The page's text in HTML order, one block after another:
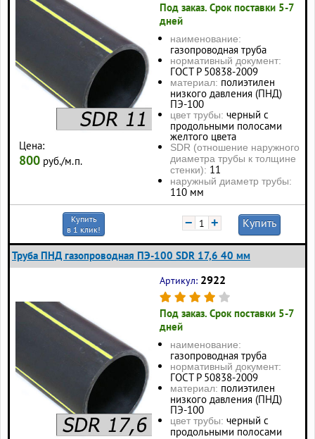
Цена:
800 руб./м.п.
Под заказ. Срок поставки 5-7
дней
наименование:
газопроводная труба
нормативный документ:
ГОСТ Р 50838-2009
материал: полиэтилен
низкого давления (ПНД)
ПЭ-100
цвет трубы: черный с
продольными полосами
желтого цвета
SDR (отношение наружного
диаметра трубы к толщине
стенки): 11
наружный диаметр трубы:
110 мм
Купить
в 1 клик!
− + Купить
Труба ПНД газопроводная ПЭ-100 SDR 17,6 40 мм
Артикул: 2922
Под заказ. Срок поставки 5-7
дней
наименование:
газопроводная труба
нормативный документ:
ГОСТ Р 50838-2009
материал: полиэтилен
низкого давления (ПНД)
ПЭ-100
цвет трубы: черный с
продольными полосами